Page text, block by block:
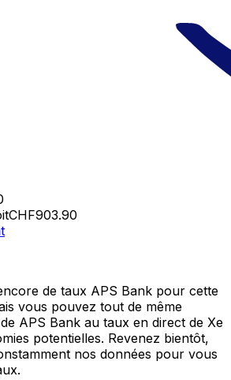
CHF903.90
de taux APS Bank pour cette
vous pouvez tout de même
APS Bank au taux en direct de Xe
potentielles. Revenez bientôt,
nos données pour vous